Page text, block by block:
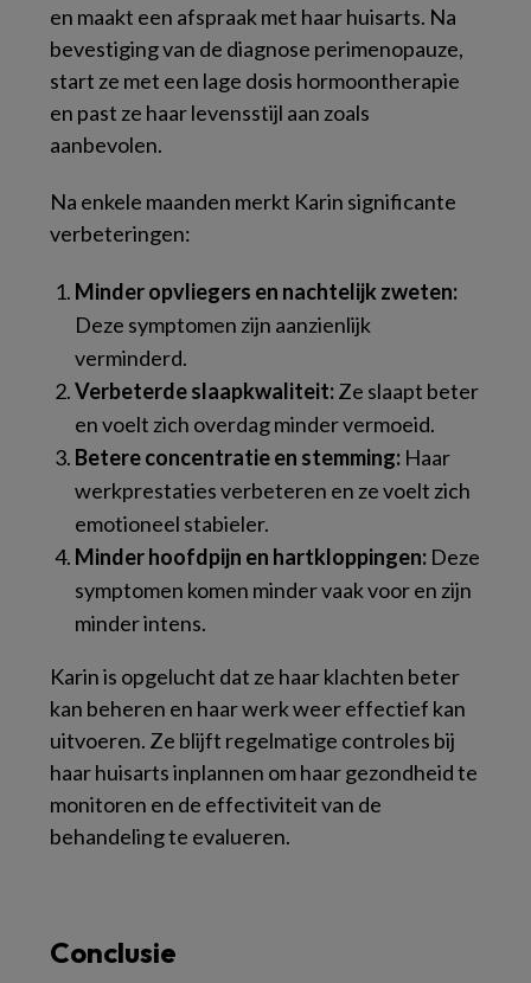
en maakt een afspraak met haar huisarts. Na
bevestiging van de diagnose perimenopauze,
start ze met een lage dosis hormoontherapie
en past ze haar levensstijl aan zoals
aanbevolen.
Na enkele maanden merkt Karin significante
verbeteringen:
Minder opvliegers en nachtelijk zweten:
Deze symptomen zijn aanzienlijk
verminderd.
Verbeterde slaapkwaliteit:Ze slaapt beter
en voelt zich overdag minder vermoeid.
Betere concentratie en stemming: Haar
werkprestaties verbeteren en ze voelt zich
emotioneel stabieler.
Minder hoofdpijn en hartkloppingen: Deze
symptomen komen minder vaak voor en zijn
minder intens.
Karin is opgelucht dat ze haar klachten beter
kan beheren en haar werk weer effectief kan
uitvoeren. Ze blijft regelmatige controles bij
haar huisarts inplannen om haar gezondheid te
monitoren en de effectiviteit van de
behandeling te evalueren.
Conclusie